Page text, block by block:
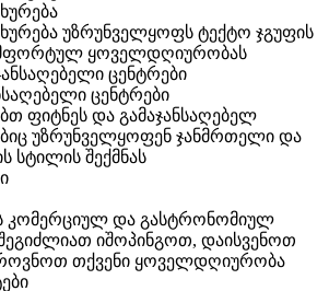
უზრუნველყოფს ტექტო ჯგუფის
ყოველდღიურობას
ცენტრები
ფიტნეს და გამაჯანსაღებელ
უზრუნველყოფენ ჯანმრთელი და
სტილის შექმნას
კომერციულ და გასტრონომიულ
იშოპინგოთ, დაისვენოთ
თქვენი ყოველდღიურობა